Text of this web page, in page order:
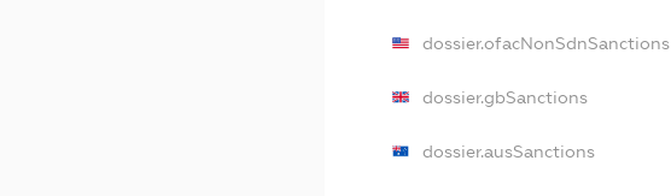
dossier.ofacNonSdnSanctions
dossier.gbSanctions
dossier.ausSanctions